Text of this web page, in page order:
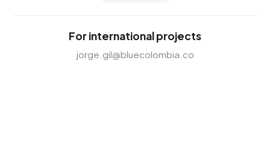
For international projects
jorge.gil@bluecolombia.co